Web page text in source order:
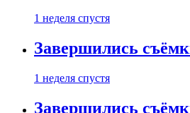
1 неделя спустя
Завершились
1 неделя спустя
Завершились